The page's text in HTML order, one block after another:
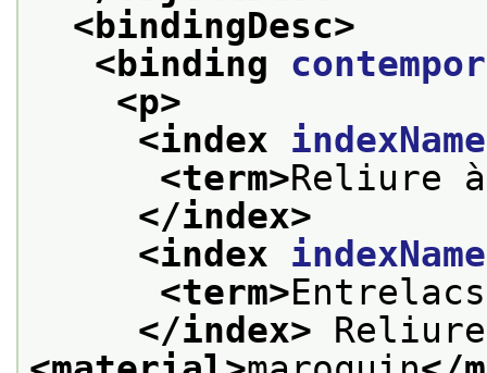
<bindingDesc>
<binding
<p>
<index indexName
<term>Reliure
</index>
<index indexName
<term>
</index>